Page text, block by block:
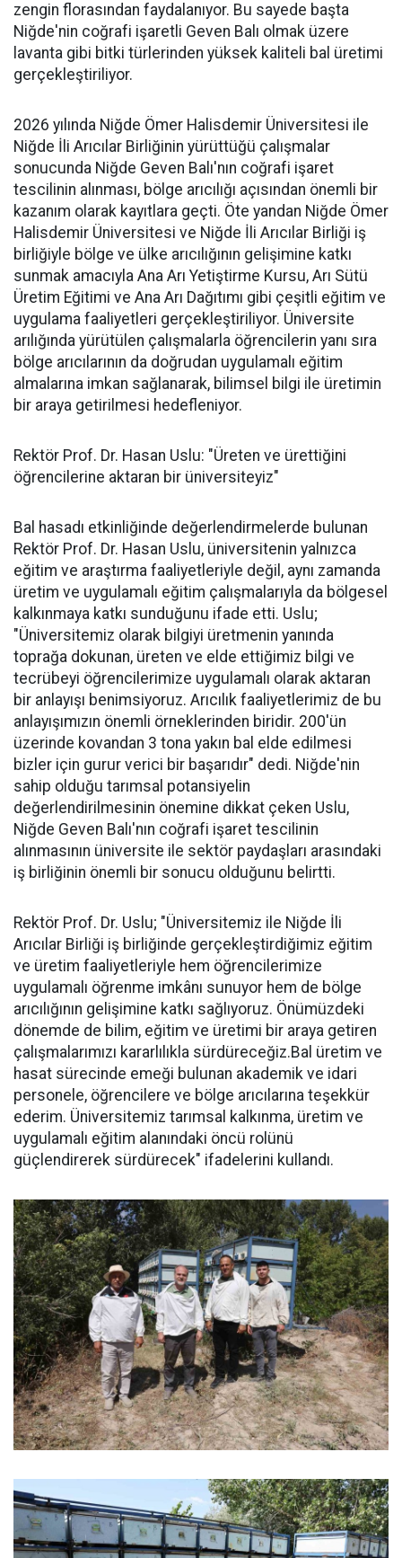
zengin florasından faydalanıyor. Bu sayede başta
Niğde'nin coğrafi işaretli Geven Balı olmak üzere
lavanta gibi bitki türlerinden yüksek kaliteli bal üretimi
gerçekleştiriliyor.
2026 yılında Niğde Ömer Halisdemir Üniversitesi ile
Niğde İli Arıcılar Birliğinin yürüttüğü çalışmalar
sonucunda Niğde Geven Balı'nın coğrafi işaret
tescilinin alınması, bölge arıcılığı açısından önemli bir
kazanım olarak kayıtlara geçti. Öte yandan Niğde Ömer
Halisdemir Üniversitesi ve Niğde İli Arıcılar Birliği iş
birliğiyle bölge ve ülke arıcılığının gelişimine katkı
sunmak amacıyla Ana Arı Yetiştirme Kursu, Arı Sütü
Üretim Eğitimi ve Ana Arı Dağıtımı gibi çeşitli eğitim ve
uygulama faaliyetleri gerçekleştiriliyor. Üniversite
arılığında yürütülen çalışmalarla öğrencilerin yanı sıra
bölge arıcılarının da doğrudan uygulamalı eğitim
almalarına imkan sağlanarak, bilimsel bilgi ile üretimin
bir araya getirilmesi hedefleniyor.
Rektör Prof. Dr. Hasan Uslu: "Üreten ve ürettiğini
öğrencilerine aktaran bir üniversiteyiz"
Bal hasadı etkinliğinde değerlendirmelerde bulunan
Rektör Prof. Dr. Hasan Uslu, üniversitenin yalnızca
eğitim ve araştırma faaliyetleriyle değil, aynı zamanda
üretim ve uygulamalı eğitim çalışmalarıyla da bölgesel
kalkınmaya katkı sunduğunu ifade etti. Uslu;
"Üniversitemiz olarak bilgiyi üretmenin yanında
toprağa dokunan, üreten ve elde ettiğimiz bilgi ve
tecrübeyi öğrencilerimize uygulamalı olarak aktaran
bir anlayışı benimsiyoruz. Arıcılık faaliyetlerimiz de bu
anlayışımızın önemli örneklerinden biridir. 200'ün
üzerinde kovandan 3 tona yakın bal elde edilmesi
bizler için gurur verici bir başarıdır" dedi. Niğde'nin
sahip olduğu tarımsal potansiyelin
değerlendirilmesinin önemine dikkat çeken Uslu,
Niğde Geven Balı'nın coğrafi işaret tescilinin
alınmasının üniversite ile sektör paydaşları arasındaki
iş birliğinin önemli bir sonucu olduğunu belirtti.
Rektör Prof. Dr. Uslu; "Üniversitemiz ile Niğde İli
Arıcılar Birliği iş birliğinde gerçekleştirdiğimiz eğitim
ve üretim faaliyetleriyle hem öğrencilerimize
uygulamalı öğrenme imkânı sunuyor hem de bölge
arıcılığının gelişimine katkı sağlıyoruz. Önümüzdeki
dönemde de bilim, eğitim ve üretimi bir araya getiren
çalışmalarımızı kararlılıkla sürdüreceğiz.Bal üretim ve
hasat sürecinde emeği bulunan akademik ve idari
personele, öğrencilere ve bölge arıcılarına teşekkür
ederim. Üniversitemiz tarımsal kalkınma, üretim ve
uygulamalı eğitim alanındaki öncü rolünü
güçlendirerek sürdürecek" ifadelerini kullandı.